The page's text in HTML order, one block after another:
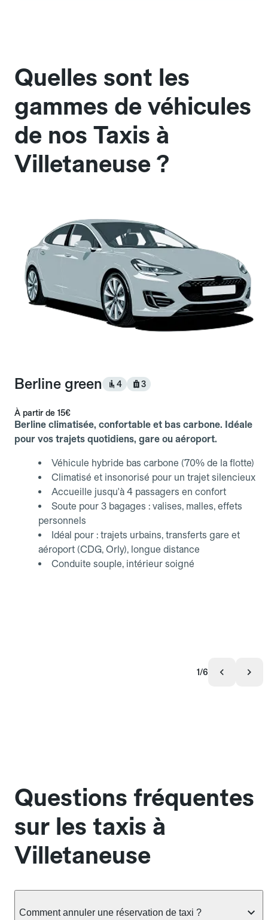
Quelles sont les
gammes de véhicules
de nos Taxis à
Villetaneuse ?
Berline green 4 3
À partir de 15€
Berline climatisée, confortable et bas carbone. Idéale
pour vos trajets quotidiens, gare ou aéroport.
Véhicule hybride bas carbone (70% de la flotte)
Climatisé et insonorisé pour un trajet silencieux
Accueille jusqu'à 4 passagers en confort
Soute pour 3 bagages : valises, malles, effets
personnels
Idéal pour : trajets urbains, transferts gare et
aéroport (CDG, Orly), longue distance
Conduite souple, intérieur soigné
1/6
Questions fréquentes
sur les taxis à
Villetaneuse
Comment annuler une réservation de taxi ?